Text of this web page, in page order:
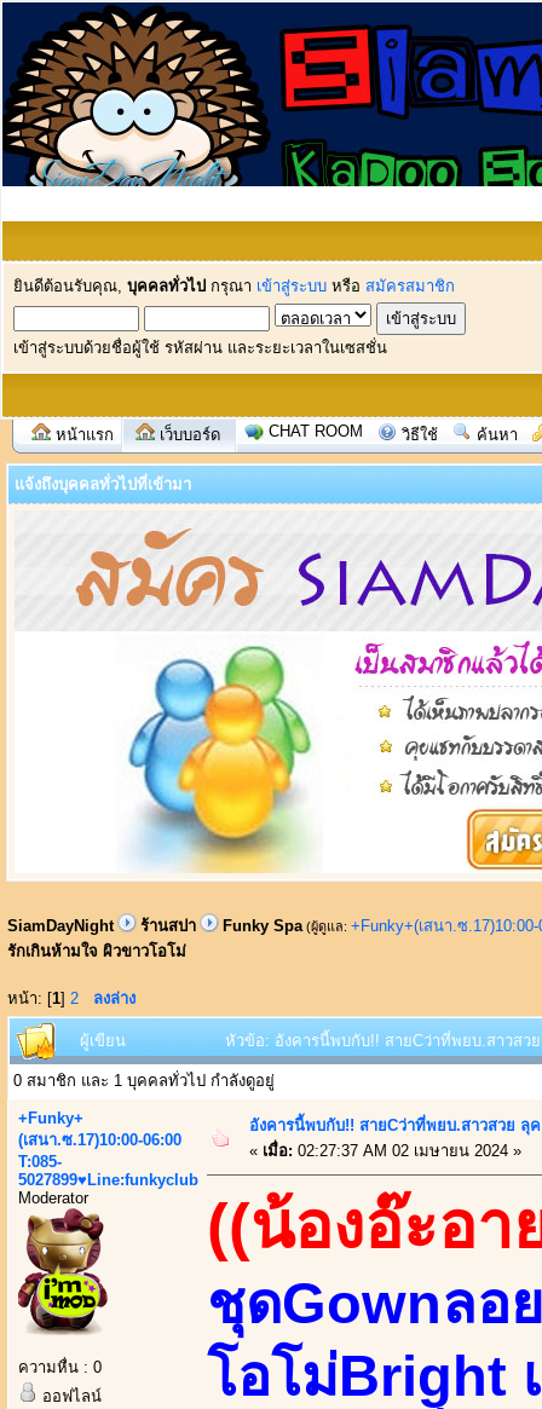
ยินดีต้อนรับคุณ, บุคคลทั่วไป กรุณา เข้าสู่ระบบ หรือ สมัครสมาชิก
เข้าสู่ระบบด้วยชื่อผู้ใช้ รหัสผ่าน และระยะเวลาในเซสชั่น
หน้าแรก เว็บบอร์ด CHAT ROOM วิธีใช้ ค้นหา
แจ้งถึงบุคคลทั่วไปที่เข้ามา
SiamDayNight ร้านสปา Funky Spa (ผู้ดูแล: +Funky+(เสนา.ซ
รักเกินห้ามใจ ผิวขาวโอโม่
หน้า: [1] 2 ลงล่าง
ผู้เขียน หัวข้อ: อังคารนี้พบกับ!! สายCว่าที่พยบ.สาวสว
0 สมาชิก และ 1 บุคคลทั่วไป กำลังดูอยู่
+Funky+
(เสนา.ซ.17)10:00-06:00
T:085-
5027899♥Line:funkyclub
Moderator
ความหื่น : 0
ออฟไลน์
อังคารนี้พบกับ!! สายCว่าที่พยบ.สาวสวย ลุ
« เมื่อ: 02:27:37 AM 02 เมษายน 2024 »
((น้องอ๊ะอา
ชุดGownลอ
โอโม่Bright